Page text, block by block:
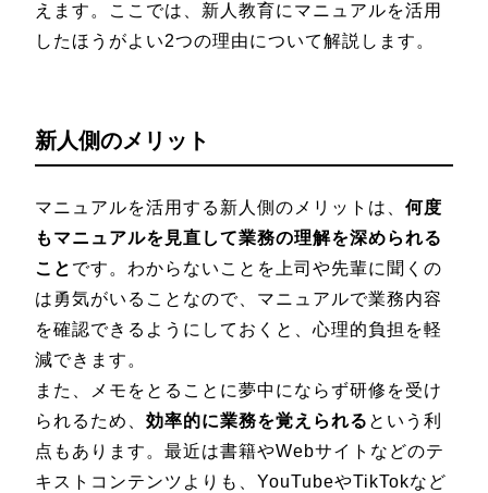
えます。ここでは、新人教育にマニュアルを活用
したほうがよい2つの理由について解説します。
新人側のメリット
マニュアルを活用する新人側のメリットは、 何度
もマニュアルを見直して業務の理解を深められる
こと です。わからないことを上司や先輩に聞くの
は勇気がいることなので、マニュアルで業務内容
を確認できるようにしておくと、心理的負担を軽
減できます。
また、メモをとることに夢中にならず研修を受け
られるため、 効率的に業務を覚えられる という利
点もあります。最近は書籍やWebサイトなどのテ
キストコンテンツよりも、YouTubeやTikTokなど